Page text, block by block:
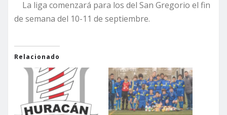
La liga comenzará para los del San Gregorio el fin
de semana del 10-11 de septiembre.
Relacionado